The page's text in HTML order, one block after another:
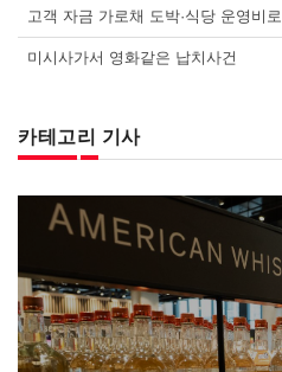
고객 자금 가로채 도박·식당 운영비로
미시사가서 영화같은 납치사건
카테고리 기사